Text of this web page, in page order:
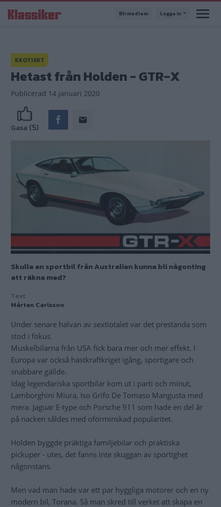
till
Bli medlem Logga in
EXOTISKT
Hetast från Holden - GTR-X
Publicerad 14 januari 2020
Gasa (5)
Skulle en sportbil från Australien kunna bli någonting
att räkna med?
Text
Mårten Carlsson
Under senare halvan av sextiotalet var det prestanda som
stod i fokus.
Muskelbilarna från USA fick bara mer och mer effekt. I
Europa var också hästkraftkriget igång, sportigare och
snabbare gällde.
Idag legendariska sportbilar kom ut i parti och minut,
Lamborghini Miura, Iso Grifo De Tomaso Mangusta med
mera. Jaguar E-type och Porsche 911 som hade en del år
på nacken såldes med oförminskad popularitet.
Holden byggde präktiga familjebilar och praktiska
pickuper - utes, det fanns inte skuggan av sportighet
någonstans.
Men vad man hade var ett par hyggliga motorer och en ny
modern bil, Torana. Så man skred till verket att skapa en